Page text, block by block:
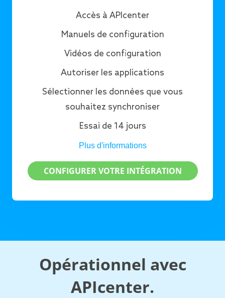
Accès à APIcenter
Manuels de configuration
Vidéos de configuration
Autoriser les applications
Sélectionner les données que vous
souhaitez synchroniser
Essai de 14 jours
Plus d'informations
CONFIGURER VOTRE INTÉGRATION
Opérationnel avec
APIcenter.